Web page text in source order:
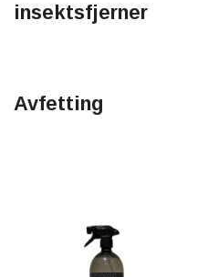
insektsfjerner
Avfetting